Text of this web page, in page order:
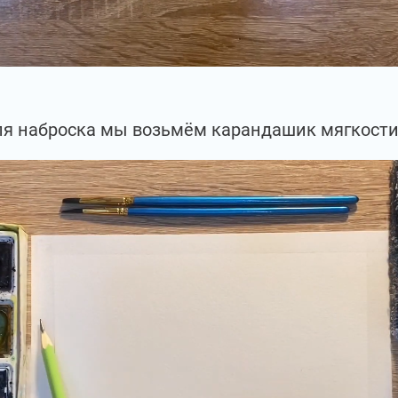
наброска мы возьмём карандашик